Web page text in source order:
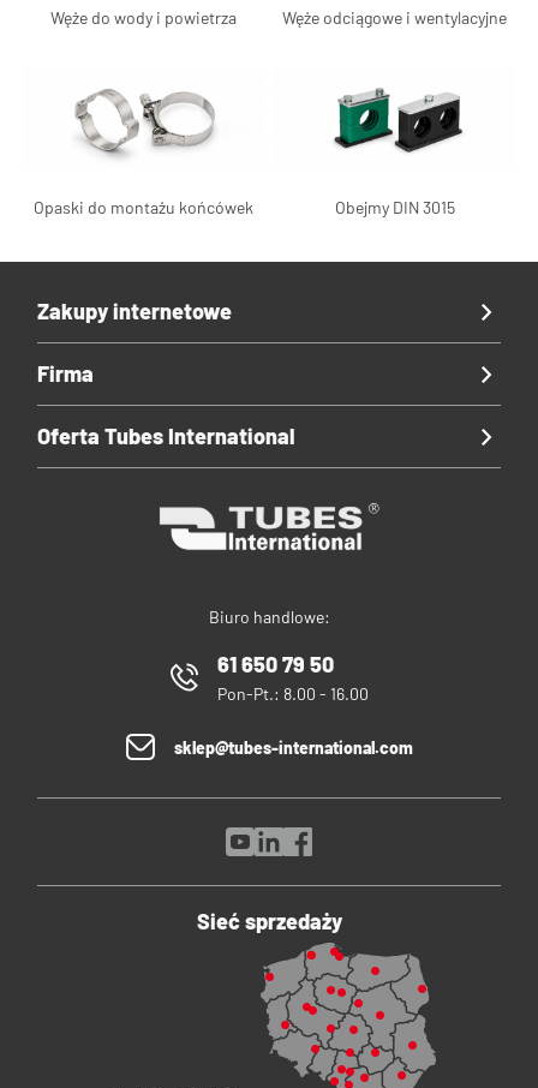
Węże do wody i powietrza Węże odciągowe i wentylacyjne
Opaski do montażu końcówek Obejmy DIN 3015
Biuro handlowe:
61 650 79 50
Pon-Pt.: 8.00 - 16.00
sklep@tubes-international.com
Zakupy internetowe
Firma
Oferta Tubes International
Sieć sprzedaży